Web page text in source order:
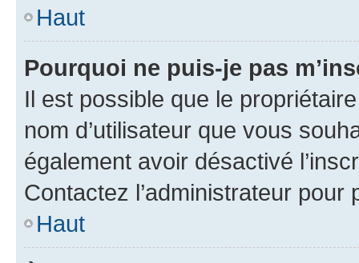
Haut
Pourquoi ne puis-je pas
Il est possible que le
nom d’utilisateur que vous
également avoir désactivé
Contactez l’administrateur
Haut